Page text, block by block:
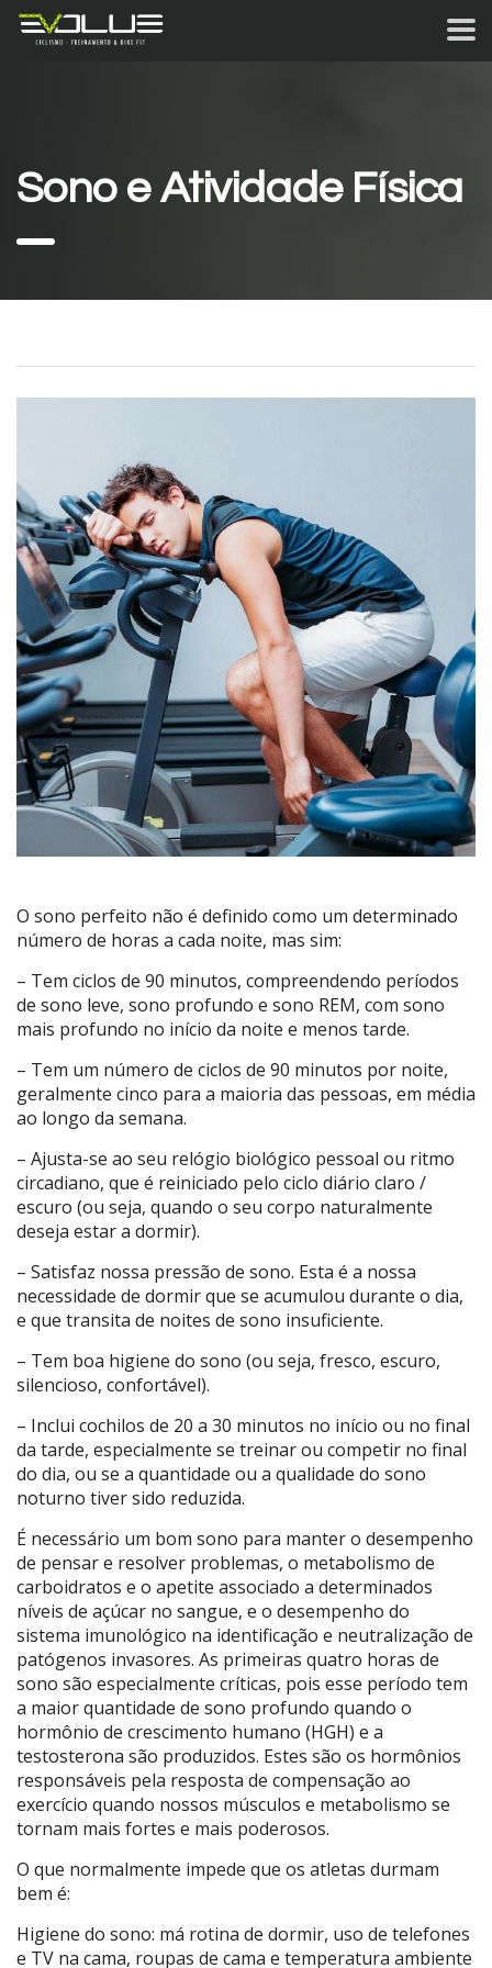
Sono e Atividade Física
O sono perfeito não é definido como um determinado
número de horas a cada noite, mas sim:
– Tem ciclos de 90 minutos, compreendendo períodos
de sono leve, sono profundo e sono REM, com sono
mais profundo no início da noite e menos tarde.
– Tem um número de ciclos de 90 minutos por noite,
geralmente cinco para a maioria das pessoas, em média
ao longo da semana.
– Ajusta-se ao seu relógio biológico pessoal ou ritmo
circadiano, que é reiniciado pelo ciclo diário claro /
escuro (ou seja, quando o seu corpo naturalmente
deseja estar a dormir).
– Satisfaz nossa pressão de sono. Esta é a nossa
necessidade de dormir que se acumulou durante o dia,
e que transita de noites de sono insuficiente.
– Tem boa higiene do sono (ou seja, fresco, escuro,
silencioso, confortável).
– Inclui cochilos de 20 a 30 minutos no início ou no final
da tarde, especialmente se treinar ou competir no final
do dia, ou se a quantidade ou a qualidade do sono
noturno tiver sido reduzida.
É necessário um bom sono para manter o desempenho
de pensar e resolver problemas, o metabolismo de
carboidratos e o apetite associado a determinados
níveis de açúcar no sangue, e o desempenho do
sistema imunológico na identificação e neutralização de
patógenos invasores. As primeiras quatro horas de
sono são especialmente críticas, pois esse período tem
a maior quantidade de sono profundo quando o
hormônio de crescimento humano (HGH) e a
testosterona são produzidos. Estes são os hormônios
responsáveis ​​pela resposta de compensação ao
exercício quando nossos músculos e metabolismo se
tornam mais fortes e mais poderosos.
O que normalmente impede que os atletas durmam
bem é:
Higiene do sono: má rotina de dormir, uso de telefones
e TV na cama, roupas de cama e temperatura ambiente